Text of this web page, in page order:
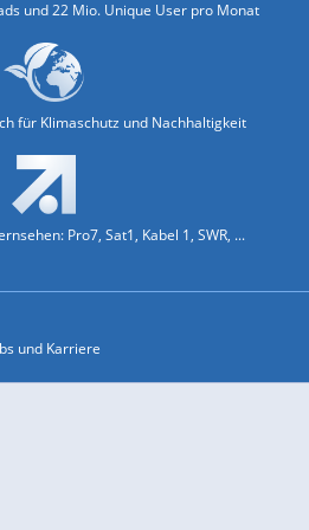
und 22 Mio. Unique User pro Monat
für Klimaschutz und Nachhaltigkeit
Pro7, Sat1, Kabel 1, SWR, ...
und Karriere